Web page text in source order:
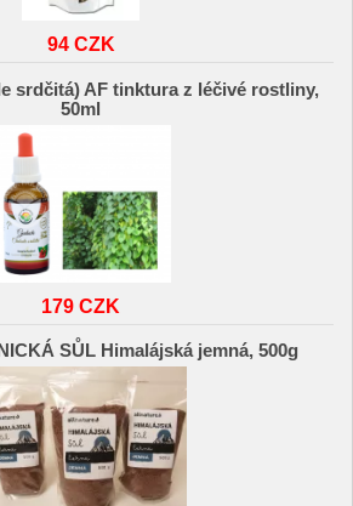
94 CZK
srdčitá) AF tinktura z léčivé rostliny,
50ml
179 CZK
SŮL Himalájská jemná, 500g